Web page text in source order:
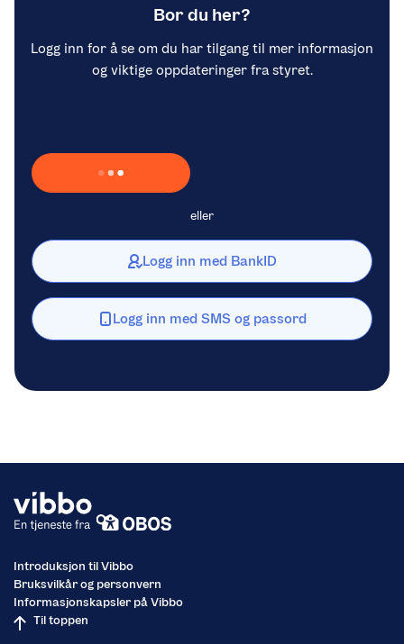
Bor du her?
Logg inn for å se om du har tilgang til mer informasjon
og viktige oppdateringer fra styret.
Laster inn Vipps …
eller
Logg inn med BankID
Logg inn med SMS og passord
Introduksjon til Vibbo
Bruksvilkår og personvern
Informasjonskapsler på Vibbo
Til toppen